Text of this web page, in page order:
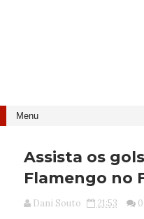
Assista os
Flamengo no
Dani Souto 21:53 0